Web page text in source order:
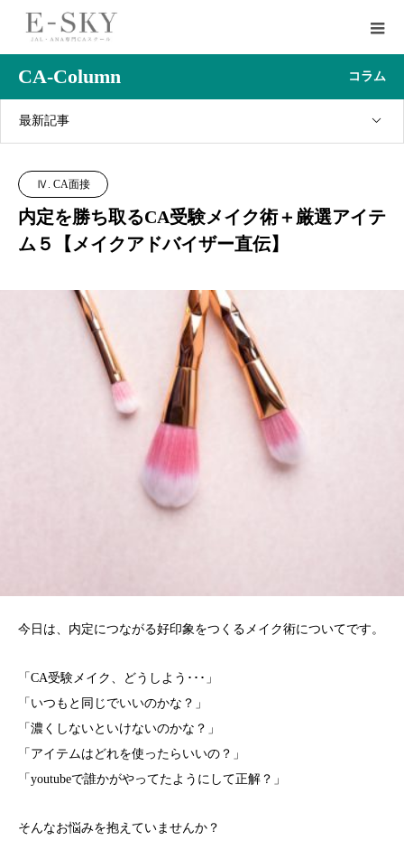
CA-Column コラム
最新記事
Ⅳ. CA面接
内定を勝ち取るCA受験メイク術＋厳選アイテ
ム５【メイクアドバイザー直伝】
今日は、内定につながる好印象をつくるメイク術についてです。
「CA受験メイク、どうしよう･･･」
「いつもと同じでいいのかな？」
「濃くしないといけないのかな？」
「アイテムはどれを使ったらいいの？」
「youtubeで誰かがやってたようにして正解？」
そんなお悩みを抱えていませんか？